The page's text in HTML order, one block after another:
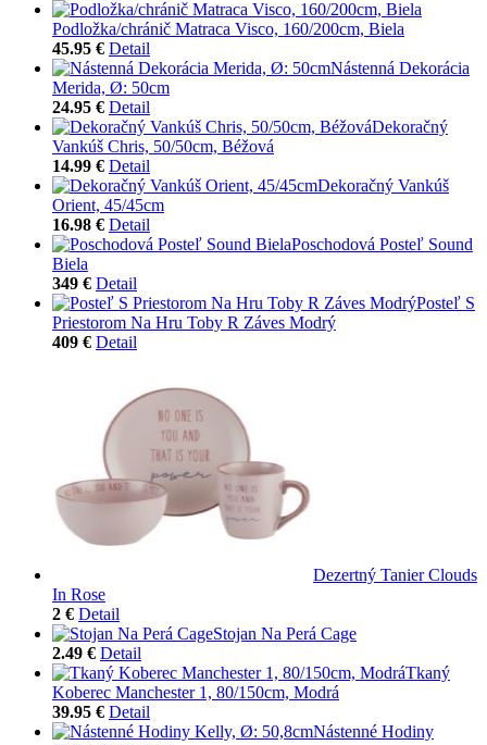
Podložka/chránič Matraca Visco, 160/200cm, Biela
45.95 € Detail
Nástenná Dekorácia
Merida, Ø: 50cm
24.95 € Detail
Dekoračný
Vankúš Chris, 50/50cm, Béžová
14.99 € Detail
Dekoračný Vankúš
Orient, 45/45cm
16.98 € Detail
Poschodová Posteľ Sound
Biela
349 € Detail
Posteľ S
Priestorom Na Hru Toby R Záves Modrý
409 € Detail
Dezertný Tanier Clouds
In Rose
2 € Detail
Stojan Na Perá Cage
2.49 € Detail
Tkaný
Koberec Manchester 1, 80/150cm, Modrá
39.95 € Detail
Nástenné Hodiny